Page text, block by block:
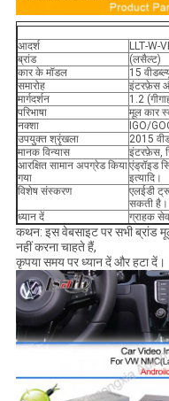
आदर्श
LLT-W-
ब्रांड
(लसैल्ट)
कार के मॉडल
15
समारोह
इंटरफ़ेस
मार्गदर्शन
1.2
परिभाषा
मूल कार
नक्शा
IGO/
उपयुक्त श्रृंखला
2015
मानक विन्यास
इंटरफ़ेस,
आरक्षित सामान अपग्रेड किया
गया
एंड्रॉइड
इत्यादि।
विशेष संस्करण
एलईडी
सकती है।
ध्यान दें
ग्राहक
कथन: इस वेबसाइट पर सभी ब्रांड
नहीं करना चाहते हैं,
कृपया समय पर ध्यान दें और हटा दें।